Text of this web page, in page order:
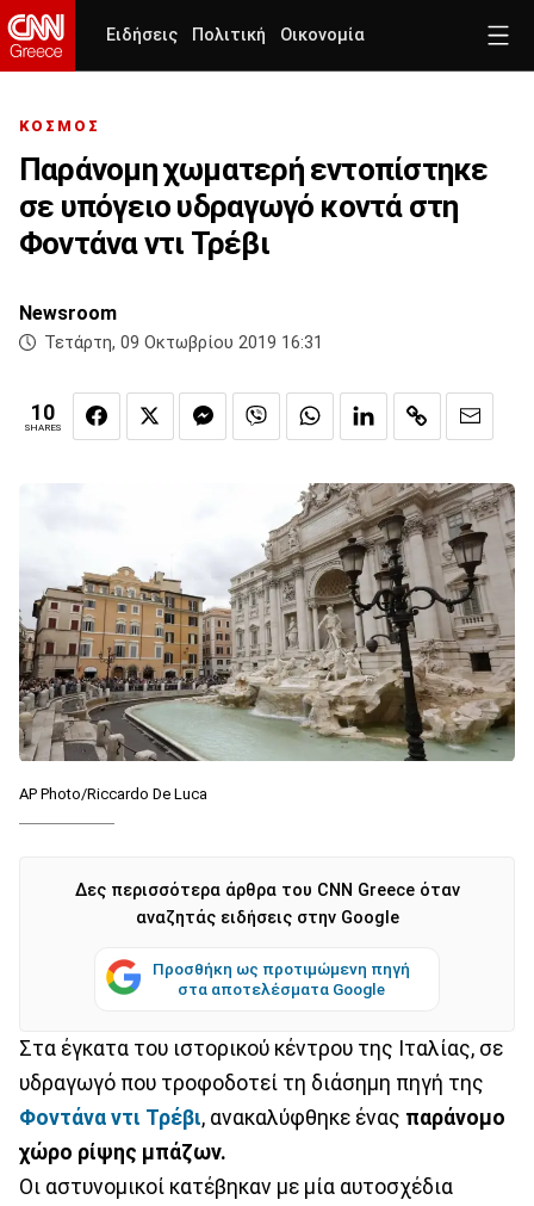
Ειδήσεις Πολιτική Οικονομία
ΚΟΣΜΟΣ
Παράνομη χωματερή εντοπίστηκε
σε υπόγειο υδραγωγό κοντά στη
Φοντάνα ντι Τρέβι
Newsroom
Τετάρτη, 09 Οκτωβρίου 2019 16:31
10
SHARES
AP Photo/Riccardo De Luca
Δες περισσότερα άρθρα του CNN Greece όταν
αναζητάς ειδήσεις στην Google
Προσθήκη ως προτιμώμενη πηγή
στα αποτελέσματα Google
Στα έγκατα του ιστορικού κέντρου της Ιταλίας, σε
υδραγωγό που τροφοδοτεί τη διάσημη πηγή της
Φοντάνα ντι Τρέβι, ανακαλύφθηκε ένας παράνομο
χώρο ρίψης μπάζων.
Οι αστυνομικοί κατέβηκαν με μία αυτοσχέδια